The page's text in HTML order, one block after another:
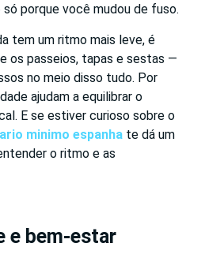
porque você mudou de fuso.
tem um ritmo mais leve, é
os passeios, tapas e sestas —
no meio disso tudo. Por
ajudam a equilibrar o
E se estiver curioso sobre o
minimo espanha te dá um
o ritmo e as
e bem-estar